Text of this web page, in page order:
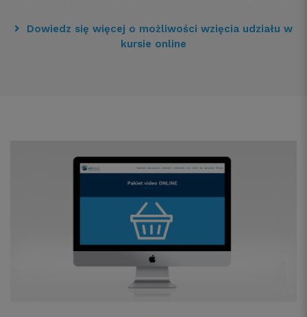
Dowiedz się więcej o możliwości wzięcia udziału w
kursie online